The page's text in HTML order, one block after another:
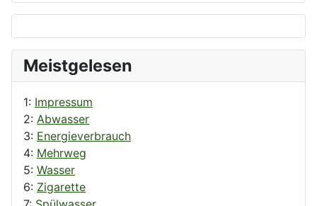
Meistgelesen
1: Impressum
2: Abwasser
3: Energieverbrauch
4: Mehrweg
5: Wasser
6: Zigarette